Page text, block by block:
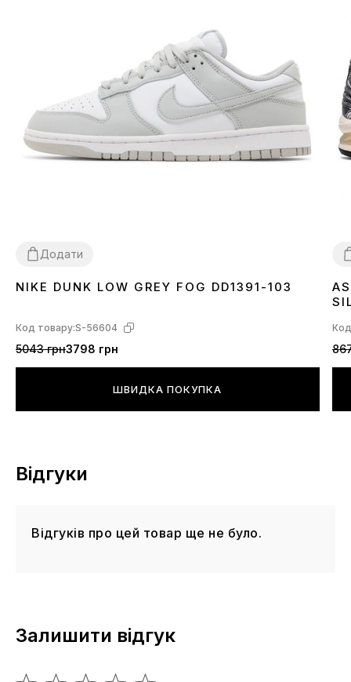
Додати
3637 383940 4142 43 44 45
NIKE DUNK LOW GREY FOG DD1391-103
Код товару:S-56604
5043 грн3798 грн
ШВИДКА ПОКУПКА
Відгуки
Відгуків про цей товар ще не було.
Залишити відгук